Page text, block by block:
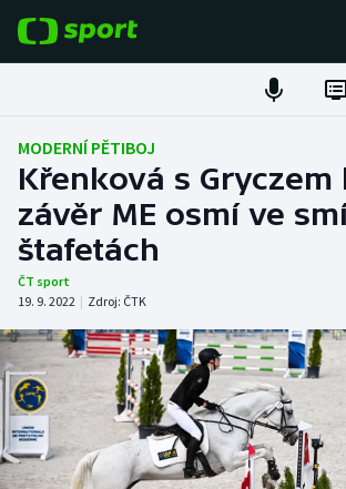
Fotbal
Hokej
Tenis
Atletika
Cyklistika
DALŠÍ SPORTY
Americký fotbal
NEPŘEHLÉDNĚTE
MODERNÍ PĚTIBOJ
Křenková s Gryczem
závěr ME osmí ve
štafetách
ČT sport
19. 9. 2022 | Zdroj: ČTK